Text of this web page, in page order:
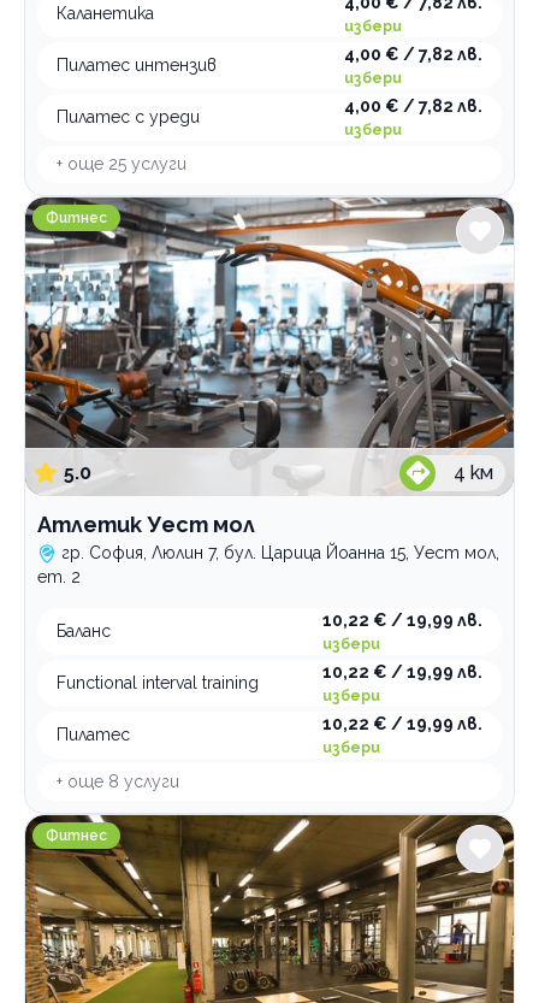
Каланетика
избери
Пилатес интензив
4,00 € / 7,82 лв.
избери
Пилатес с уреди
4,00 € / 7,82 лв.
избери
+ още 25 услуги
Атлетик Уест мол
Фитнес
5.0 4 км
Атлетик Уест мол
гр. София, Люлин 7, бул. Царица Йоанна 15, Уест мол,
ет. 2
Баланс
10,22 € / 19,99 лв.
избери
Functional interval training
10,22 € / 19,99 лв.
избери
Пилатес
10,22 € / 19,99 лв.
избери
+ още 8 услуги
Атлетик Студентски град
Фитнес